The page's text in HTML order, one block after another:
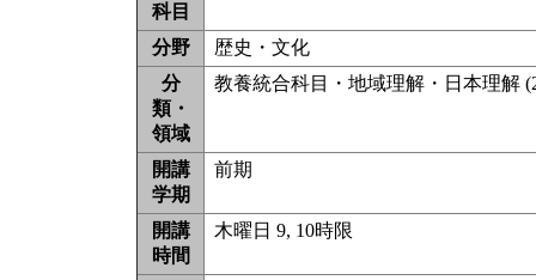
科目
分野
歴史・文化
分
類・
領域
教養統合科目・地域理解・日本理解
開講
学期
前期
開講
時間
木曜日 9, 10時限